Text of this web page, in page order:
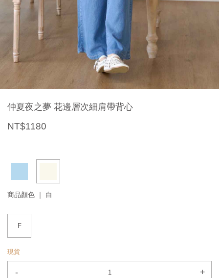
仲夏夜之夢 花邊層次細肩帶背心
NT$1180
商品顏色 ｜ 白
F
現貨
- +